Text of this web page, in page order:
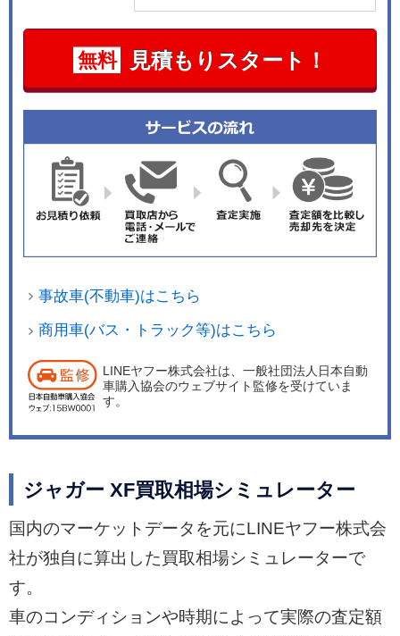
無料 見積もりスタート！
事故車(不動車)はこちら
商用車(バス・トラック等)はこちら
LINEヤフー株式会社は、一般社団法人日本自動
車購入協会のウェブサイト監修を受けていま
す。
ジャガー XF買取相場シミュレーター
国内のマーケットデータを元にLINEヤフー株式会
社が独自に算出した買取相場シミュレーターで
す。
車のコンディションや時期によって実際の査定額